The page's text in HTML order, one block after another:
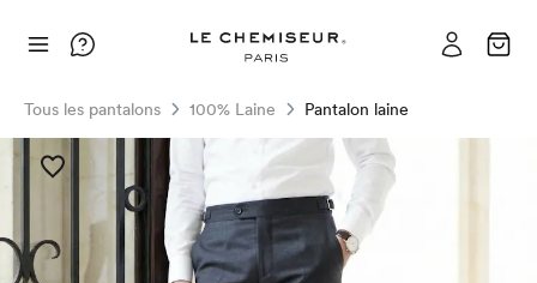
Tous les pantalons 100% Laine Pantalon laine